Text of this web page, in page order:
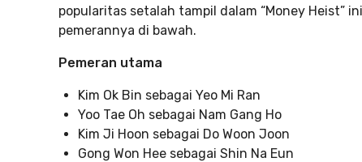
popularitas setalah tampil dalam “Money
pemerannya di bawah.
Pemeran utama
Kim Ok Bin sebagai Yeo Mi Ran
Yoo Tae Oh sebagai Nam Gang Ho
Kim Ji Hoon sebagai Do Woon Joon
Gong Won Hee sebagai Shin Na Eun